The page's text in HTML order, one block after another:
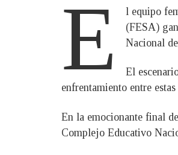
E
l equipo
(FESA)
Nacional
El
enfrentamiento entre
En la emocionante final
Complejo Educativo